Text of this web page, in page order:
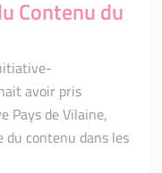
Contenu du
avoir pris
Pays de Vilaine,
du contenu dans les